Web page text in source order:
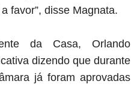
favor”, disse Magnata.
da Casa, Orlando
dizendo que durante
já foram aprovadas